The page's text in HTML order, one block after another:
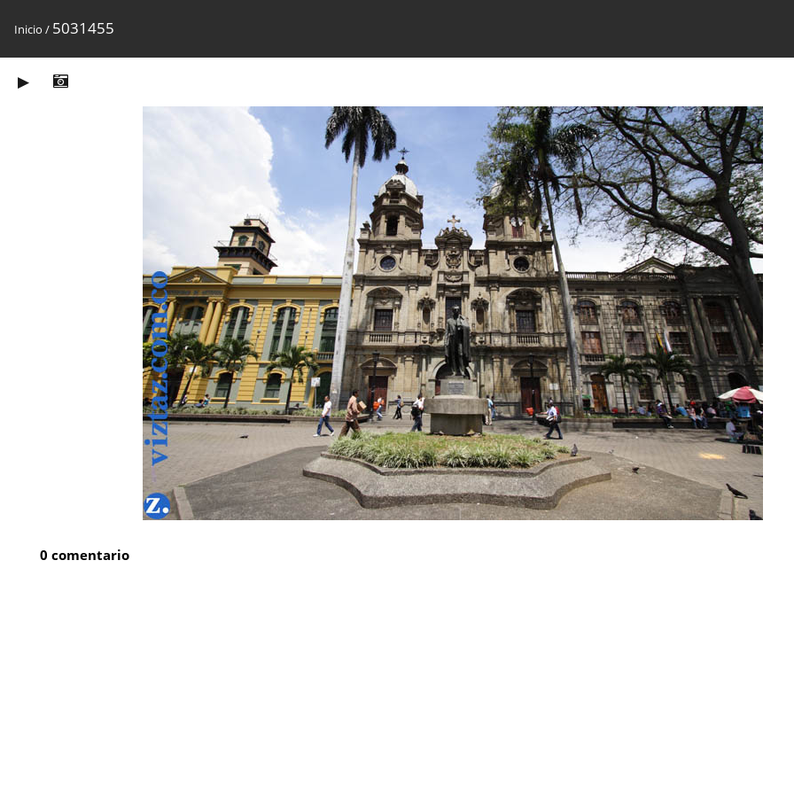
Inicio / 5031455
0 comentario